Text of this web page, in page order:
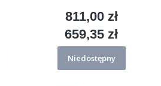
Cena
811,00 zł
Cena
659,35 zł
Niedostępny